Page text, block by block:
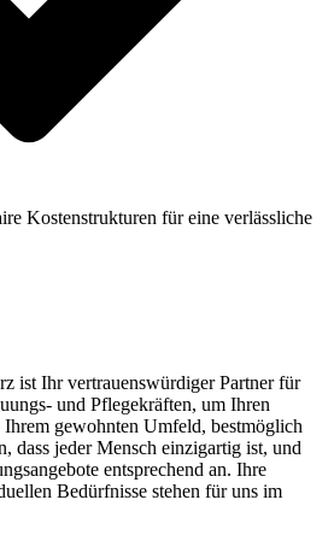
Kostenstrukturen für eine verlässliche
ist Ihr vertrauenswürdiger Partner für
und Pflegekräften, um Ihren
gewohnten Umfeld, bestmöglich
dass jeder Mensch einzigartig ist, und
entsprechend an. Ihre
Bedürfnisse stehen für uns im